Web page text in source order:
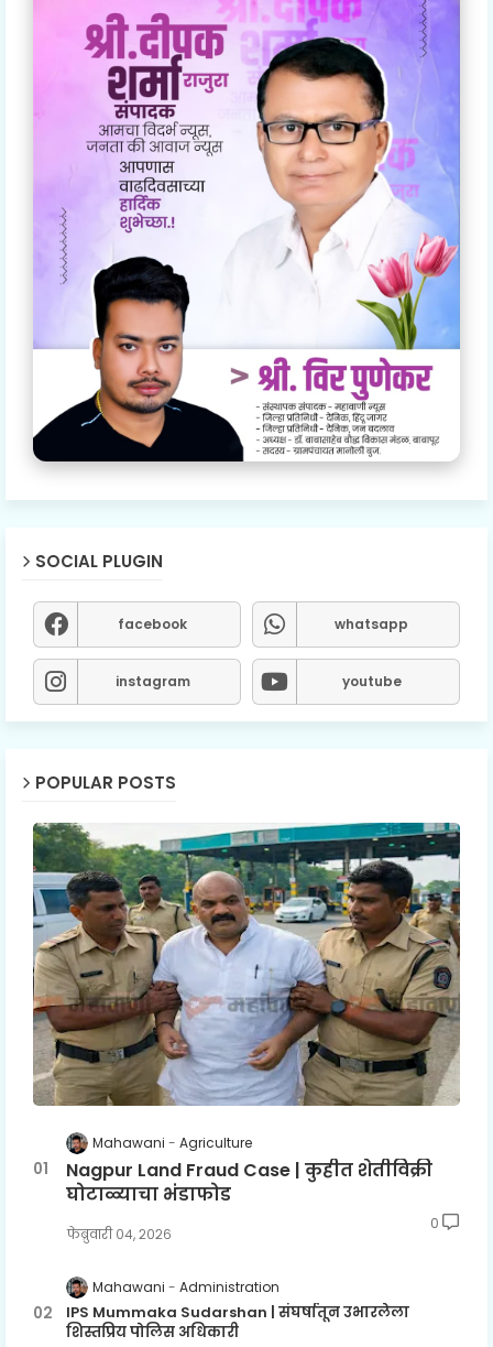
SOCIAL PLUGIN
facebook whatsapp
instagram youtube
POPULAR POSTS
Mahawani Agriculture
Nagpur Land Fraud Case | कुहीत शेतीविक्री
घोटाळ्याचा भंडाफोड
फेब्रुवारी ०४, २०२६
0
Mahawani Administration
IPS Mummaka Sudarshan | संघर्षातून उभारलेला
शिस्तप्रिय पोलिस अधिकारी